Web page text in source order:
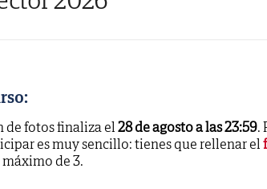
de fotos finaliza el28 de agosto a las 23:59.
es muy sencillo: tienes que rellenar el
de 3.